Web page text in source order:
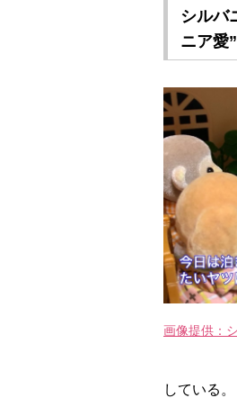
シルバ
ニア愛”
画像提供：
している。